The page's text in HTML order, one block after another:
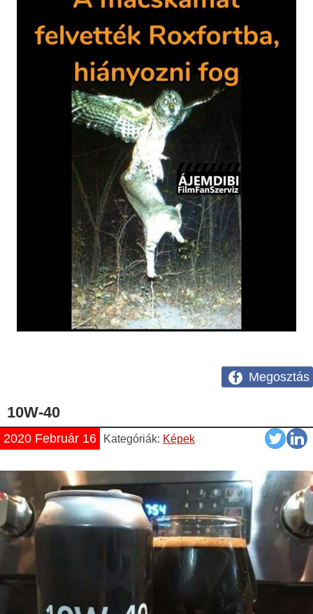
Megosztás
10W-40
2020 Február 16 Kategóriák: Képek